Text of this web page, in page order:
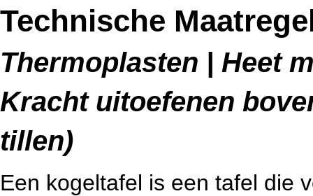
Technische
Thermoplasten | Heet
Kracht uitoefenen
tillen)
Een kogeltafel is een tafel die